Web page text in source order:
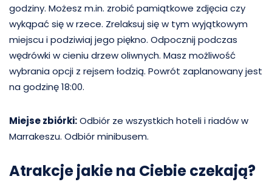
godziny. Możesz m.in. zrobić pamiątkowe zdjęcia czy
wykąpać się w rzece. Zrelaksuj się w tym wyjątkowym
miejscu i podziwiaj jego piękno. Odpocznij podczas
wędrówki w cieniu drzew oliwnych. Masz możliwość
wybrania opcji z rejsem łodzią. Powrót zaplanowany jest
na godzinę 18:00.
Miejse zbiórki:Odbiór ze wszystkich hoteli i riadów w
Marrakeszu. Odbiór minibusem.
Atrakcje jakie na Ciebie czekają?